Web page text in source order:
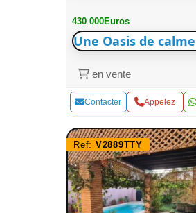
430 000Euros
Une Oasis de calme
en vente
Contacter Appelez
Ref: V2889TTY